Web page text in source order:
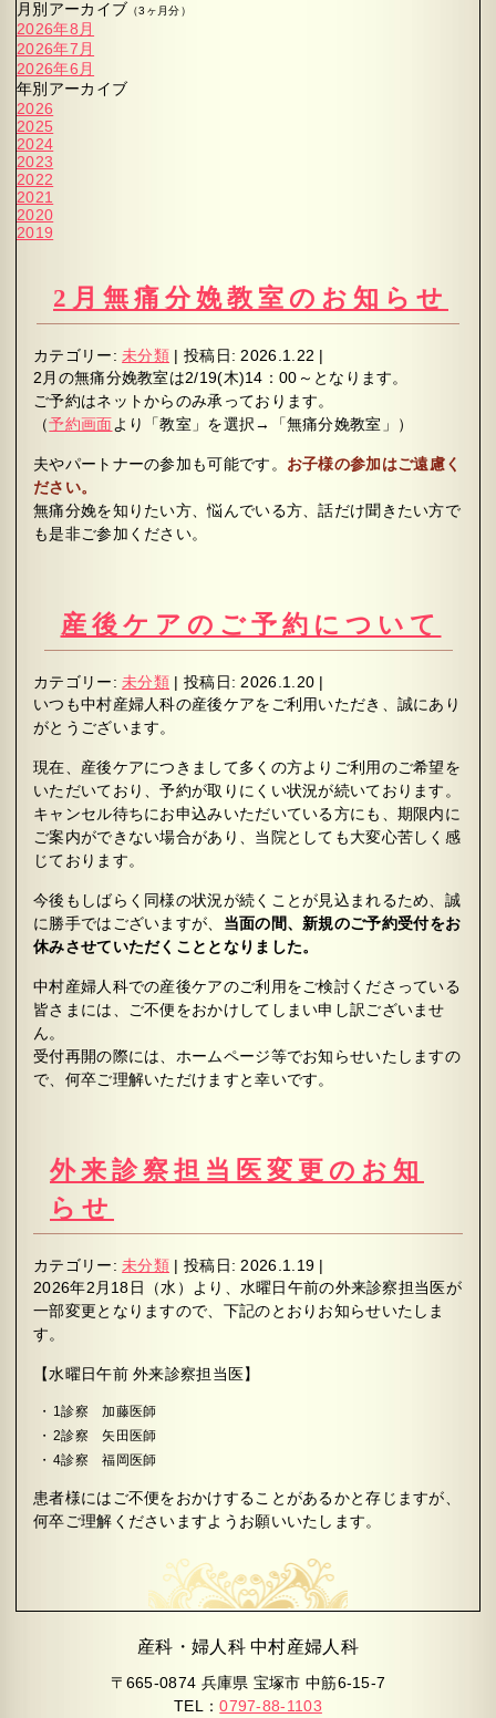
月別アーカイブ （3ヶ月分）
2026年8月
2026年7月
2026年6月
年別アーカイブ
2026
2025
2024
2023
2022
2021
2020
2019
2月無痛分娩教室のお知らせ
カテゴリー:未分類 | 投稿日: 2026.1.22 |
2月の無痛分娩教室は2/19(木)14：00～となります。
ご予約はネットからのみ承っております。
（予約画面より「教室」を選択→「無痛分娩教室」）
夫やパートナーの参加も可能です。 お子様の参加はご遠慮く
ださい。
無痛分娩を知りたい方、悩んでいる方、話だけ聞きたい方で
も是非ご参加ください。
産後ケアのご予約について
カテゴリー:未分類 | 投稿日: 2026.1.20 |
いつも中村産婦人科の産後ケアをご利用いただき、誠にあり
がとうございます。
現在、産後ケアにつきまして多くの方よりご利用のご希望を
いただいており、予約が取りにくい状況が続いております。
キャンセル待ちにお申込みいただいている方にも、期限内に
ご案内ができない場合があり、当院としても大変心苦しく感
じております。
今後もしばらく同様の状況が続くことが見込まれるため、誠
に勝手ではございますが、 当面の間、新規のご予約受付をお
休みさせていただくこととなりました。
中村産婦人科での産後ケアのご利用をご検討くださっている
皆さまには、ご不便をおかけしてしまい申し訳ございませ
ん。
受付再開の際には、ホームページ等でお知らせいたしますの
で、何卒ご理解いただけますと幸いです。
外来診察担当医変更のお知
らせ
カテゴリー:未分類 | 投稿日: 2026.1.19 |
2026年2月18日（水）より、水曜日午前の外来診察担当医が
一部変更となりますので、下記のとおりお知らせいたしま
す。
【水曜日午前 外来診察担当医】
1診察 加藤医師
2診察 矢田医師
4診察 福岡医師
患者様にはご不便をおかけすることがあるかと存じますが、
何卒ご理解くださいますようお願いいたします。
産科・婦人科 中村産婦人科
〒665-0874 兵庫県 宝塚市 中筋6-15-7
TEL：0797-88-1103